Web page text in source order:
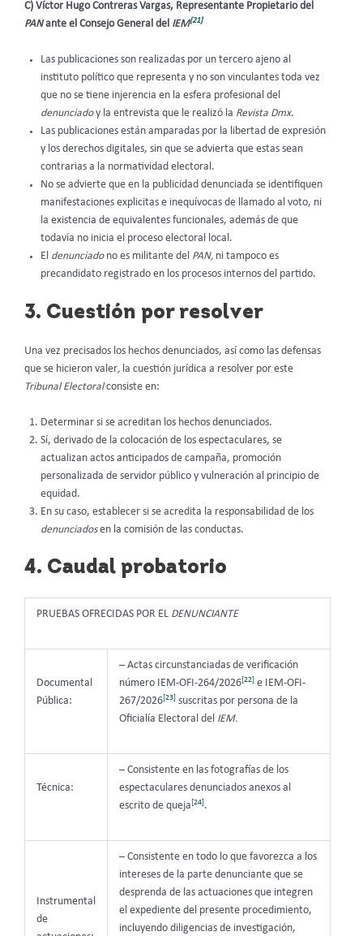
C) Víctor Hugo Contreras Vargas, Representante Propietario del
PANante el Consejo General del IEM[21]
Las publicaciones son realizadas por un tercero ajeno al
instituto político que representa y no son vinculantes toda vez
que no se tiene injerencia en la esfera profesional del
denunciadoy la entrevista que le realizó la Revista Dmx.
Las publicaciones están amparadas por la libertad de expresión
y los derechos digitales, sin que se advierta que estas sean
contrarias a la normatividad electoral.
No se advierte que en la publicidad denunciada se identifiquen
manifestaciones explicitas e inequívocas de llamado al voto, ni
la existencia de equivalentes funcionales, además de que
todavía no inicia el proceso electoral local.
El denunciado no es militante del PAN, ni tampoco es
precandidato registrado en los procesos internos del partido.
3. Cuestión por resolver
Una vez precisados los hechos denunciados, así como las defensas
que se hicieron valer, la cuestión jurídica a resolver por este
Tribunal Electoralconsiste en:
Determinar si se acreditan los hechos denunciados.
Sí, derivado de la colocación de los espectaculares, se
actualizan actos anticipados de campaña, promoción
personalizada de servidor público y vulneración al principio de
equidad.
En su caso, establecer si se acredita la responsabilidad de los
denunciadosen la comisión de las conductas.
4. Caudal probatorio
PRUEBAS OFRECIDAS POR EL DENUNCIANTE
Documental
Pública:
– Actas circunstanciadas de verificación
número IEM-OFI-264/2026[22]e IEM-OFI-
267/2026[23]suscritas por persona de la
Oficialía Electoral del IEM.
Técnica:
– Consistente en las fotografías de los
espectaculares denunciados anexos al
escrito de queja[24].
Instrumental
de
– Consistente en todo lo que favorezca a los
intereses de la parte denunciante que se
desprenda de las actuaciones que integren
el expediente del presente procedimiento,
incluyendo diligencias de investigación,